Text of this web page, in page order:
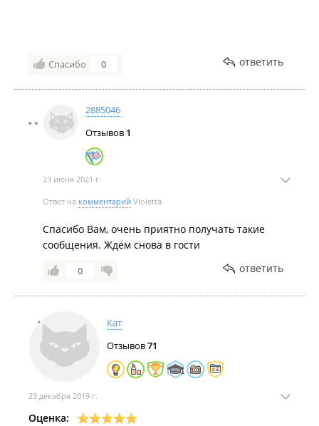
Спасибо 0 ответить
2885046
Отзывов 1
23 июня 2021 г.
Ответ на комментарий Violetta
Спасибо Вам, очень приятно получать такие
сообщения. Ждём снова в гости
0 ответить
Кат
Отзывов71
23 декабря 2019 г.
Оценка: